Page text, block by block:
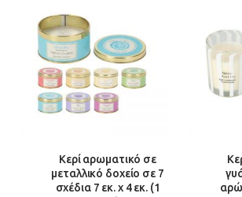
Κερί αρωματικό σε
μεταλλικό δοχείο σε 7
σχέδια 7 εκ. x 4 εκ. (1